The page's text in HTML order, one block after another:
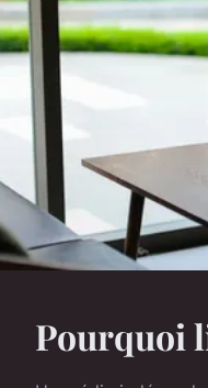
Pourquoi